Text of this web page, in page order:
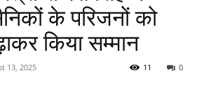
के परिजनों को
किया सम्मान
13, 2025 0
11